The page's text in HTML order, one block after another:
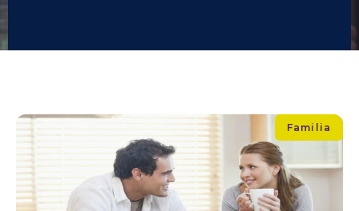
Familia